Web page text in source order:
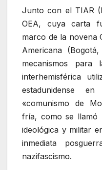
Junto con el TIAR
OEA, cuya carta
marco de la novena
Americana
mecanismos para
interhemisférica
estadunidense
«comunismo de
fría, como se llamó
ideológica y militar
inmediata
nazifascismo.